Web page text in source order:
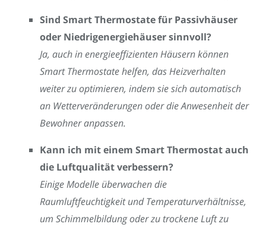
Sind Smart Thermostate für Passivhäuser
oder Niedrigenergiehäuser sinnvoll?
Ja, auch in energieeffizienten Häusern können
Smart Thermostate helfen, das Heizverhalten
weiter zu optimieren, indem sie sich automatisch
an Wetterveränderungen oder die Anwesenheit der
Bewohner anpassen.
Kann ich mit einem Smart Thermostat auch
die Luftqualität verbessern?
Einige Modelle überwachen die
Raumluftfeuchtigkeit und Temperaturverhältnisse,
um Schimmelbildung oder zu trockene Luft zu